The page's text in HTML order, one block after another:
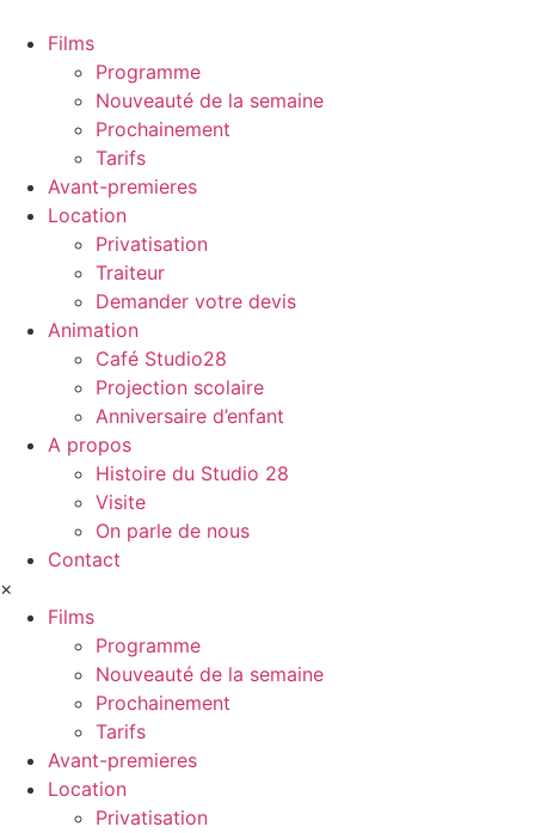
Films
Programme
Nouveauté de la semaine
Prochainement
Tarifs
Avant-premieres
Location
Privatisation
Traiteur
Demander votre devis
Animation
Café Studio28
Projection scolaire
Anniversaire d’enfant
A propos
Histoire du Studio 28
Visite
On parle de nous
Contact
×
Films
Programme
Nouveauté de la semaine
Prochainement
Tarifs
Avant-premieres
Location
Privatisation